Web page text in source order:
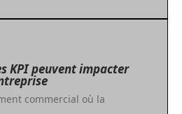
KPI peuvent impacter
commercial où la